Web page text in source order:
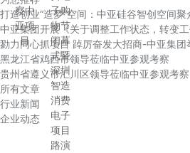
察中
亚项
目
子购
物节
闭幕
式暨
深圳
智造
消费
电子
项目
路演
打造创业“造梦”空间：中亚硅谷智创空间
中亚集团开展《关于调整工作状态，转变
勠力同心抓项目 踔厉奋发大招商-中亚集
黑龙江省鸡西市领导莅临中亚参观考察
贵州省遵义市汇川区领导莅临中亚参观考察
所有文章
行业新闻
企业动态